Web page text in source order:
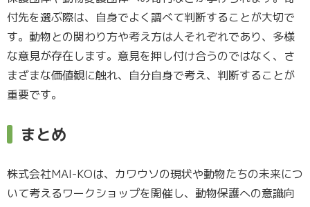
付先を選ぶ際は、自身でよく調べて判断することが大切で
す。動物との関わり方や考え方は人それぞれであり、多様
な意見が存在します。意見を押し付け合うのではなく、さ
まざまな価値観に触れ、自分自身で考え、判断することが
重要です。
まとめ
株式会社MAI-KOは、カワウソの現状や動物たちの未来につ
いて考えるワークショップを開催し、動物保護への意識向